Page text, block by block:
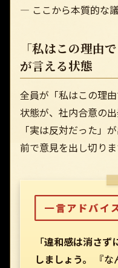
— ここから本質的な議
「私はこの理由
が言える状態
全員が「私はこの理
状態が、社内合意の
「実は反対だった」
前で意見を出し切りま
一言アドバイ
「違和感は消さず
しましょう。
『